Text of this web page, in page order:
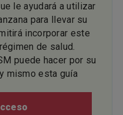
le ayudará a utilizar
para llevar su
incorporar este
de salud.
puede hacer por su
mismo esta guía